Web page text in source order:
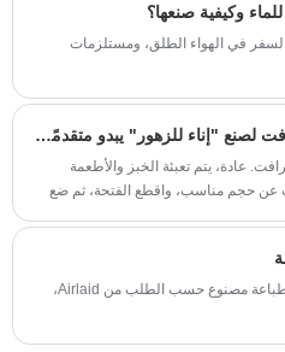
وكيفية صنعها؟
في الهواء الطلق، ومستلزمات
يعلمك كيفية استخدام ورق الكرافت لصنع "إناء للزهور" يبدو متقدمًا للغاية
عادة، يتم تعبئة الخبز والأطعمة
عن حجم مناسب، واقطع الفتحة، ثم ضع
ورق كوكتيل من القماش غير القابل للطباعة مصنوع حسب الطلب من Airlaid،